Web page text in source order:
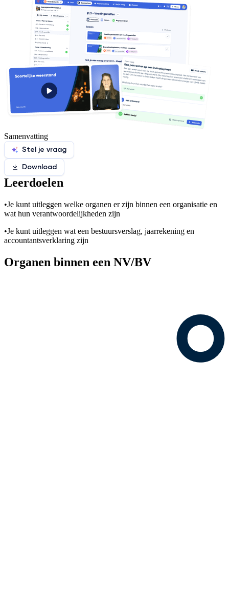
Samenvatting
Stel je vraag
Download
Leerdoelen
•Je kunt uitleggen welke organen er zijn binnen een organisatie en
wat hun verantwoordelijkheden zijn
•Je kunt uitleggen wat een bestuursverslag, jaarrekening en
accountantsverklaring zijn
Organen binnen een NV/BV